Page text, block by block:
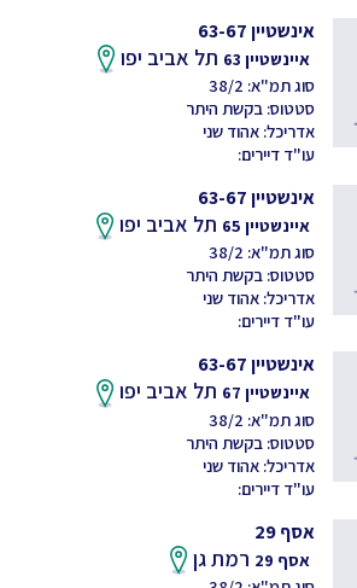
אינשטיין 63-67
איינשטיין 63 תל אביב יפו
סוג תמ"א: 38/2
סטטוס: בקשת היתר
אדריכל: אהוד שני
עו"ד דיירים:
אינשטיין 63-67
איינשטיין 65 תל אביב יפו
סוג תמ"א: 38/2
סטטוס: בקשת היתר
אדריכל: אהוד שני
עו"ד דיירים:
אינשטיין 63-67
איינשטיין 67 תל אביב יפו
סוג תמ"א: 38/2
סטטוס: בקשת היתר
אדריכל: אהוד שני
עו"ד דיירים:
אסף 29
אסף 29 רמת גן